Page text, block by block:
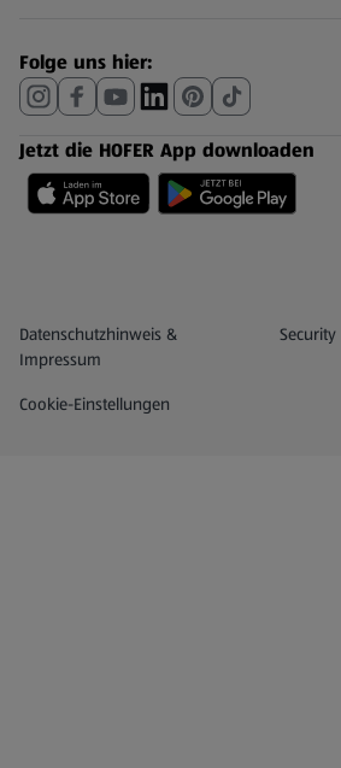
Folge uns hier:
Jetzt die HOFER App downloaden
Datenschutz- und Richtlinienmenü
Datenschutzhinweis &
Impressum
(öffnet
Cookie-Einstellungen